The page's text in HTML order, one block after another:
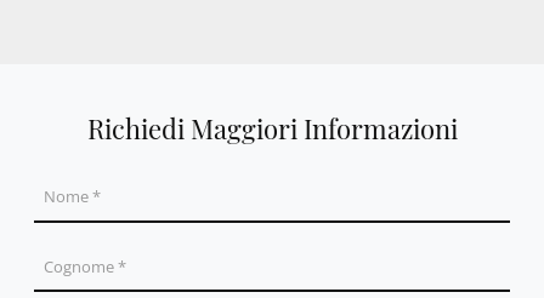
Richiedi Maggiori Informazioni